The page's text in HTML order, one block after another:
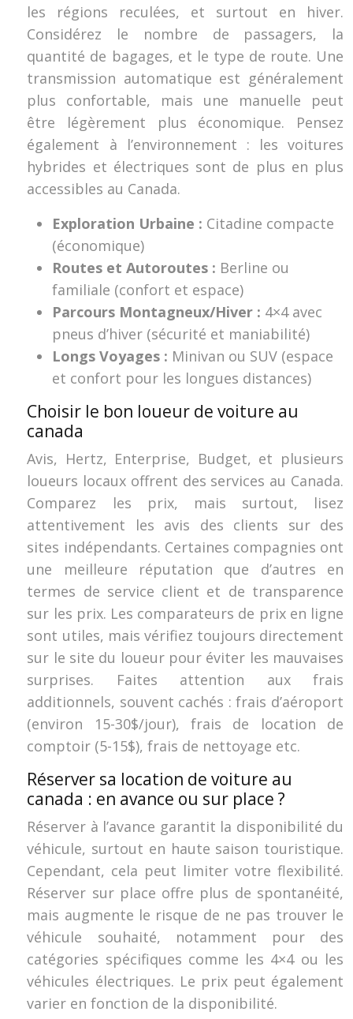
les régions reculées, et surtout en hiver.
Considérez le nombre de passagers, la
quantité de bagages, et le type de route. Une
transmission automatique est généralement
plus confortable, mais une manuelle peut
être légèrement plus économique. Pensez
également à l’environnement : les voitures
hybrides et électriques sont de plus en plus
accessibles au Canada.
Exploration Urbaine : Citadine compacte
(économique)
Routes et Autoroutes : Berline ou
familiale (confort et espace)
Parcours Montagneux/Hiver : 4×4 avec
pneus d’hiver (sécurité et maniabilité)
Longs Voyages : Minivan ou SUV (espace
et confort pour les longues distances)
Choisir le bon loueur de voiture au
canada
Avis, Hertz, Enterprise, Budget, et plusieurs
loueurs locaux offrent des services au Canada.
Comparez les prix, mais surtout, lisez
attentivement les avis des clients sur des
sites indépendants. Certaines compagnies ont
une meilleure réputation que d’autres en
termes de service client et de transparence
sur les prix. Les comparateurs de prix en ligne
sont utiles, mais vérifiez toujours directement
sur le site du loueur pour éviter les mauvaises
surprises. Faites attention aux frais
additionnels, souvent cachés : frais d’aéroport
(environ 15-30$/jour), frais de location de
comptoir (5-15$), frais de nettoyage etc.
Réserver sa location de voiture au
canada : en avance ou sur place ?
Réserver à l’avance garantit la disponibilité du
véhicule, surtout en haute saison touristique.
Cependant, cela peut limiter votre flexibilité.
Réserver sur place offre plus de spontanéité,
mais augmente le risque de ne pas trouver le
véhicule souhaité, notamment pour des
catégories spécifiques comme les 4×4 ou les
véhicules électriques. Le prix peut également
varier en fonction de la disponibilité.